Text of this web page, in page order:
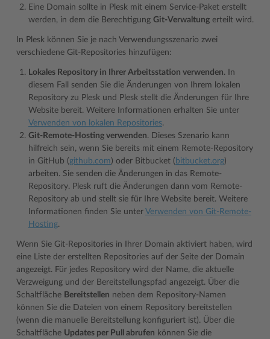
Eine Domain sollte in Plesk mit einem Service-Paket erstellt
werden, in dem die Berechtigung Git-Verwaltung erteilt wird.
In Plesk können Sie je nach Verwendungsszenario zwei
verschiedene Git-Repositories hinzufügen:
Lokales Repository in Ihrer Arbeitsstation verwenden. In
diesem Fall senden Sie die Änderungen von Ihrem lokalen
Repository zu Plesk und Plesk stellt die Änderungen für Ihre
Website bereit. Weitere Informationen erhalten Sie unter
Verwenden von lokalen Repositories.
Git-Remote-Hosting verwenden. Dieses Szenario kann
hilfreich sein, wenn Sie bereits mit einem Remote-Repository
in GitHub (github.com) oder Bitbucket ( bitbucket.org)
arbeiten. Sie senden die Änderungen in das Remote-
Repository. Plesk ruft die Änderungen dann vom Remote-
Repository ab und stellt sie für Ihre Website bereit. Weitere
Informationen finden Sie unter Verwenden von Git-Remote-
Hosting.
Wenn Sie Git-Repositories in Ihrer Domain aktiviert haben, wird
eine Liste der erstellten Repositories auf der Seite der Domain
angezeigt. Für jedes Repository wird der Name, die aktuelle
Verzweigung und der Bereitstellungspfad angezeigt. Über die
Schaltfläche Bereitstellen neben dem Repository-Namen
können Sie die Dateien von einem Repository bereitstellen
(wenn die manuelle Bereitstellung konfiguriert ist). Über die
Schaltfläche Updates per Pull abrufen können Sie die